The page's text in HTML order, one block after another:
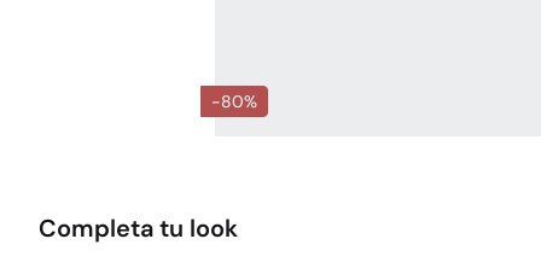
-80%
Completa tu look